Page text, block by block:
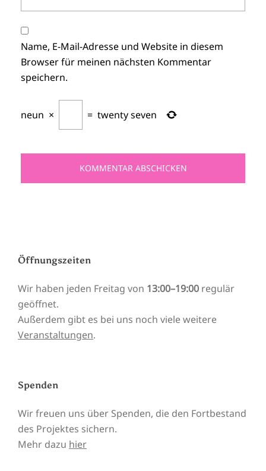
Name, E-Mail-Adresse und Website in diesem
Browser für meinen nächsten Kommentar
speichern.
neun × = twenty seven
Öffnungszeiten
Wir haben jeden Freitag von 13:00–19:00 regulär
geöffnet.
Außerdem gibt es bei uns noch viele weitere
Veranstaltungen.
Spenden
Wir freuen uns über Spenden, die den Fortbestand
des Projektes sichern.
Mehr dazu hier